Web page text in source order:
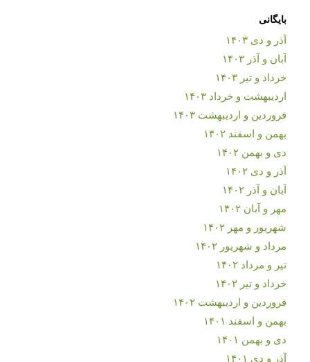
بایگانی
آذر و دی ۱۴۰۳
آبان و آذر ۱۴۰۳
خرداد و تیر ۱۴۰۳
اردیبهشت و خرداد ۱۴۰۳
فروردین و اردیبهشت ۱۴۰۳
بهمن و اسفند ۱۴۰۲
دی و بهمن ۱۴۰۲
آذر و دی ۱۴۰۲
آبان و آذر ۱۴۰۲
مهر و آبان ۱۴۰۲
شهریور و مهر ۱۴۰۲
مرداد و شهریور ۱۴۰۲
تیر و مرداد ۱۴۰۲
خرداد و تیر ۱۴۰۲
فروردین و اردیبهشت ۱۴۰۲
بهمن و اسفند ۱۴۰۱
دی و بهمن ۱۴۰۱
آذر و دی ۱۴۰۱